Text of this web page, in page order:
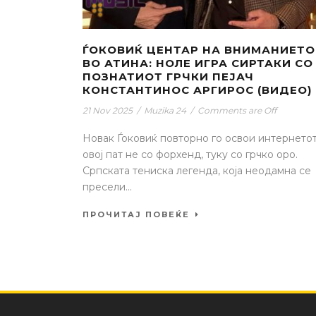
ЃОКОВИЌ ЦЕНТАР НА ВНИМАНИЕТО
ВО АТИНА: НОЛЕ ИГРА СИРТАКИ СО
ПОЗНАТИОТ ГРЧКИ ПЕЈАЧ
КОНСТАНТИНОС АРГИРОС (ВИДЕО)
21 Nov 2025 / Muzika 24 / Comments are Off
Новак Ѓоковиќ повторно го освои
овој пат не со форхенд, туку со грчко оро.
Српската тениска легенда, која неодамна се
пресели...
ПРОЧИТАЈ ПОВЕЌЕ